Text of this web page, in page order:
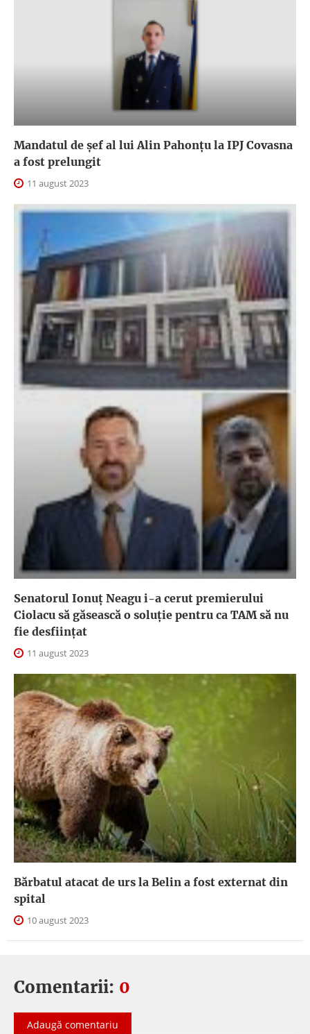
Mandatul de șef al lui Alin Pahonțu la IPJ Covasna
a fost prelungit
11 august 2023
Senatorul Ionuț Neagu i-a cerut premierului
Ciolacu să găsească o soluție pentru ca TAM să nu
fie desființat
11 august 2023
Bărbatul atacat de urs la Belin a fost externat din
spital
10 august 2023
Comentarii: 0
Adaugă comentariu